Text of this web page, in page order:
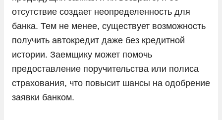
Toyota
Volkswagen
отсутствие создает неопределенность для
банка. Тем не менее, существует возможность
получить автокредит даже без кредитной
истории. Заемщику может помочь
предоставление поручительства или полиса
страхования, что повысит шансы на одобрение
заявки банком.